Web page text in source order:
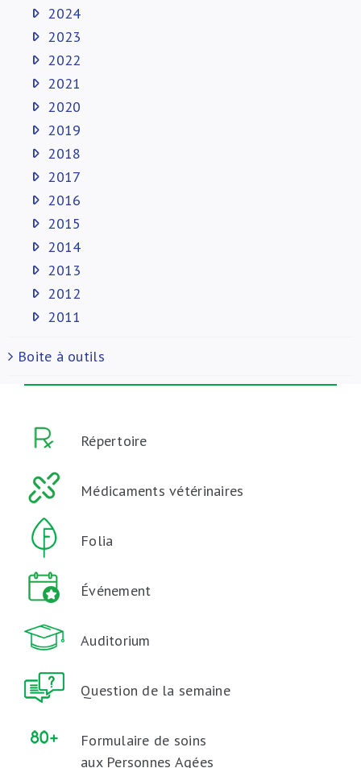
2024
2023
2022
2021
2020
2019
2018
2017
2016
2015
2014
2013
2012
2011
Boite à outils
Répertoire
Médicaments vétérinaires
Folia
Événement
Auditorium
Question de la semaine
Formulaire de soins
aux Personnes Agées